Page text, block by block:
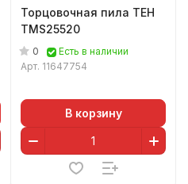
Торцовочная пила TEH
TMS25520
0
Есть в наличии
Арт. 11647754
В корзину